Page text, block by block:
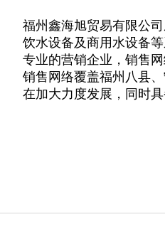
福州鑫海旭贸易有限公
饮水设备及商用水设备
专业的营销企业，销售
销售网络覆盖福州八县
在加大力度发展，同时